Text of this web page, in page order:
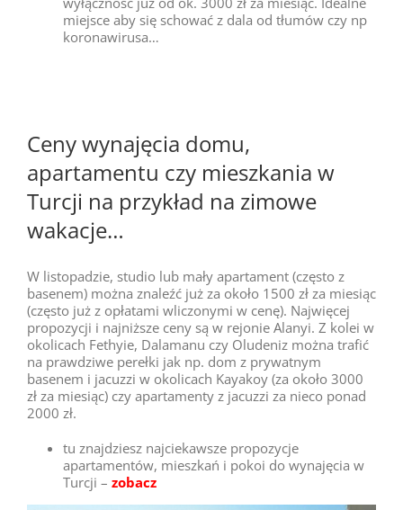
miejsce aby się schować z dala od tłumów czy np
koronawirusa…
Ceny wynajęcia domu,
apartamentu czy mieszkania w
Turcji na przykład na zimowe
wakacje…
W listopadzie, studio lub mały apartament (często z
basenem) można znaleźć już za około 1500 zł za miesiąc
(często już z opłatami wliczonymi w cenę). Najwięcej
propozycji i najniższe ceny są w rejonie Alanyi. Z kolei w
okolicach Fethyie, Dalamanu czy Oludeniz można trafić
na prawdziwe perełki jak np. dom z prywatnym
basenem i jacuzzi w okolicach Kayakoy (za około 3000
zł za miesiąc) czy apartamenty z jacuzzi za nieco ponad
2000 zł.
tu znajdziesz najciekawsze propozycje
apartamentów, mieszkań i pokoi do wynajęcia w
Turcji – zobacz